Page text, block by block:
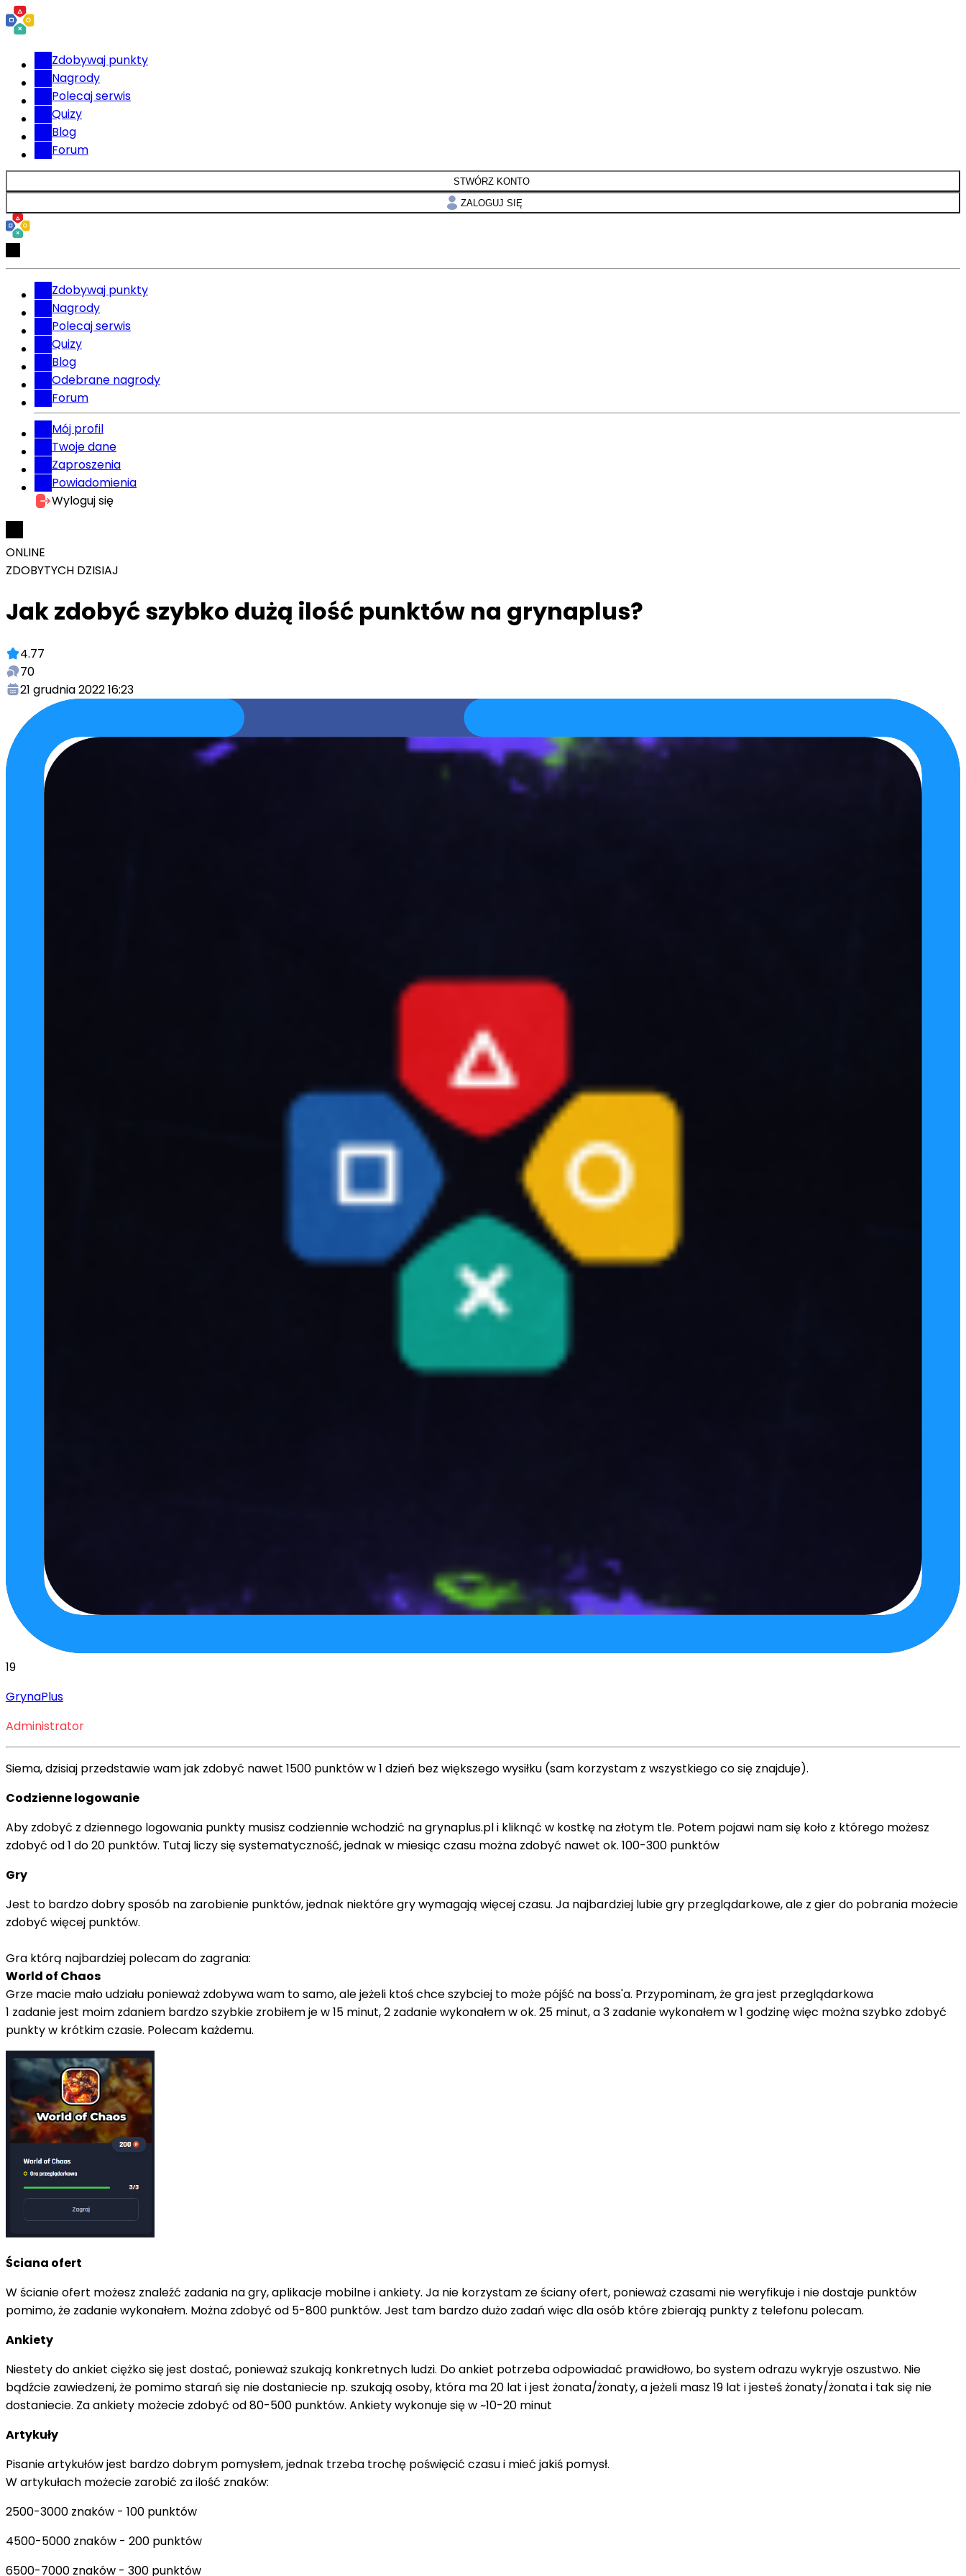
Zdobywaj punkty
Nagrody
Polecaj serwis
Quizy
Blog
Forum
STWÓRZ KONTO
ZALOGUJ SIĘ
Zdobywaj punkty
Nagrody
Polecaj serwis
Quizy
Blog
Odebrane nagrody
Forum
Mój profil
Twoje dane
Zaproszenia
Powiadomienia
Wyloguj się
ONLINE
ZDOBYTYCH DZISIAJ
Jak zdobyć szybko dużą ilość punktów na grynaplus?
4.77
70
21 grudnia 2022 16:23
19
GrynaPlus
Administrator
Siema, dzisiaj przedstawie wam jak zdobyć nawet 1500 punktów w 1 dzień bez większego wysiłku (sam korzystam z wszystkiego co się znajduje).
Codzienne logowanie
Aby zdobyć z dziennego logowania punkty musisz codziennie wchodzić na grynaplus.pl i kliknąć w kostkę na złotym tle. Potem pojawi nam się koło z którego możesz
zdobyć od 1 do 20 punktów. Tutaj liczy się systematyczność, jednak w miesiąc czasu można zdobyć nawet ok. 100-300 punktów
Gry
Jest to bardzo dobry sposób na zarobienie punktów, jednak niektóre gry wymagają więcej czasu. Ja najbardziej lubie gry przeglądarkowe, ale z gier do pobrania możecie
zdobyć więcej punktów.
Gra którą najbardziej polecam do zagrania:
World of Chaos
Grze macie mało udziału ponieważ zdobywa wam to samo, ale jeżeli ktoś chce szybciej to może pójść na boss'a. Przypominam, że gra jest przeglądarkowa
1 zadanie jest moim zdaniem bardzo szybkie zrobiłem je w 15 minut, 2 zadanie wykonałem w ok. 25 minut, a 3 zadanie wykonałem w 1 godzinę więc można szybko zdobyć
punkty w krótkim czasie. Polecam każdemu.
Ściana ofert
W ścianie ofert możesz znaleźć zadania na gry, aplikacje mobilne i ankiety. Ja nie korzystam ze ściany ofert, ponieważ czasami nie weryfikuje i nie dostaje punktów
pomimo, że zadanie wykonałem. Można zdobyć od 5-800 punktów. Jest tam bardzo dużo zadań więc dla osób które zbierają punkty z telefonu polecam.
Ankiety
Niestety do ankiet ciężko się jest dostać, ponieważ szukają konkretnych ludzi. Do ankiet potrzeba odpowiadać prawidłowo, bo system odrazu wykryje oszustwo. Nie
bądźcie zawiedzeni, że pomimo starań się nie dostaniecie np. szukają osoby, która ma 20 lat i jest żonata/żonaty, a jeżeli masz 19 lat i jesteś żonaty/żonata i tak się nie
dostaniecie. Za ankiety możecie zdobyć od 80-500 punktów. Ankiety wykonuje się w ~10-20 minut
Artykuły
Pisanie artykułów jest bardzo dobrym pomysłem, jednak trzeba trochę poświęcić czasu i mieć jakiś pomysł.
W artykułach możecie zarobić za ilość znaków:
2500-3000 znaków - 100 punktów
4500-5000 znaków - 200 punktów
6500-7000 znaków - 300 punktów